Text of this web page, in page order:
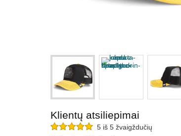
Klientų atsiliepimai
5 iš 5 žvaigždučių